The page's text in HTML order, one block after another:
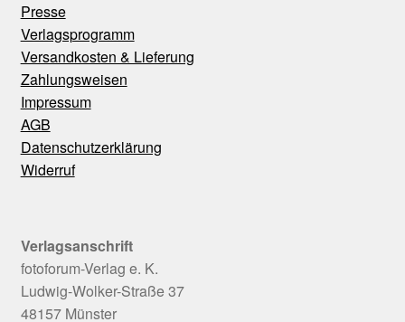
Presse
Verlagsprogramm
Versandkosten & Lieferung
Zahlungsweisen
Impressum
AGB
Datenschutzerklärung
Widerruf
Verlagsanschrift
fotoforum-Verlag e. K.
Ludwig-Wolker-Straße 37
48157 Münster